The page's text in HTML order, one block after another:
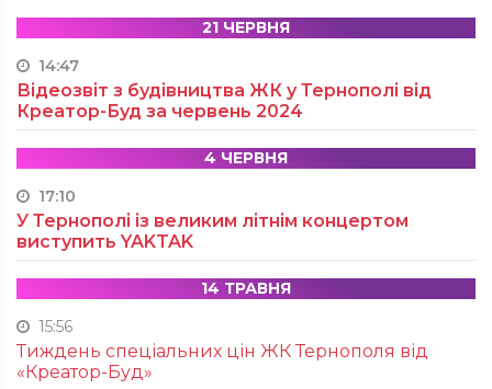
21 ЧЕРВНЯ
14:47
Відеозвіт з будівництва ЖК у Тернополі від
Креатор-Буд за червень 2024
4 ЧЕРВНЯ
17:10
У Тернополі із великим літнім концертом
виступить YAKTAK
14 ТРАВНЯ
15:56
Тиждень спеціальних цін ЖК Тернополя від
«Креатор-Буд»